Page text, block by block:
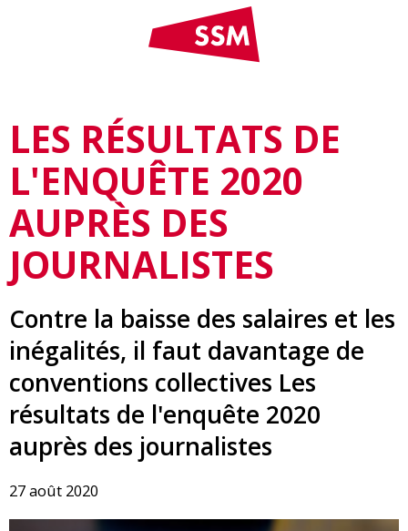
LES RÉSULTATS DE
L'ENQUÊTE 2020
AUPRÈS DES
JOURNALISTES
Contre la baisse des salaires et les
inégalités, il faut davantage de
conventions collectives Les
résultats de l'enquête 2020
auprès des journalistes
27 août 2020